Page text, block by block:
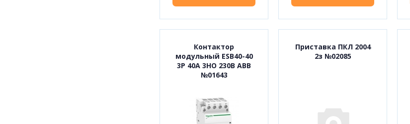
Контактор
модульный ESB40-40
3P 40A 3НО 230В ABB
№01643
Приставка ПКЛ 2004
2з №02085